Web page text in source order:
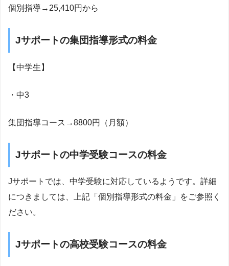
個別指導→25,410円から
Jサポートの集団指導形式の料金
【中学生】
・中3
集団指導コース→8800円（月額）
Jサポートの中学受験コースの料金
Jサポートでは、中学受験に対応しているようです。詳細
につきましては、上記「個別指導形式の料金」をご参照く
ださい。
Jサポートの高校受験コースの料金